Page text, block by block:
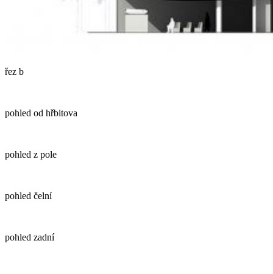
řez b
pohled od hřbitova
pohled z pole
pohled čelní
pohled zadní